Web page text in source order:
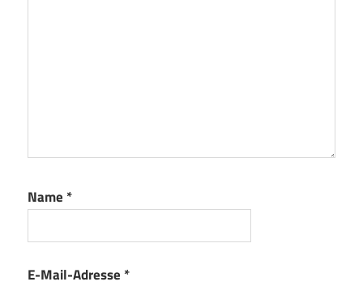
Name *
E-Mail-Adresse *